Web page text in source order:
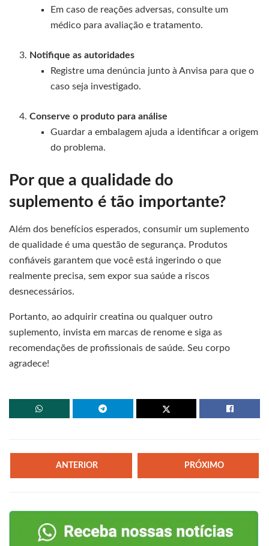
Em caso de reações adversas, consulte um
médico para avaliação e tratamento.
Notifique as autoridades
Registre uma denúncia junto à Anvisa para que o
caso seja investigado.
Conserve o produto para análise
Guardar a embalagem ajuda a identificar a origem
do problema.
Por que a qualidade do
suplemento é tão importante?
Além dos benefícios esperados, consumir um suplemento
de qualidade é uma questão de segurança. Produtos
confiáveis garantem que você está ingerindo o que
realmente precisa, sem expor sua saúde a riscos
desnecessários.
Portanto, ao adquirir creatina ou qualquer outro
suplemento, invista em marcas de renome e siga as
recomendações de profissionais de saúde. Seu corpo
agradece!
ANTERIOR PRÓXIMO